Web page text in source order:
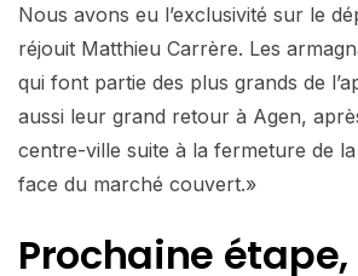
Nous avons eu l’exclusivité sur le
réjouit Matthieu Carrère. Les
qui font partie des plus grands de
aussi leur grand retour à Agen,
centre-ville suite à la fermeture de
face du marché couvert.»
Prochaine